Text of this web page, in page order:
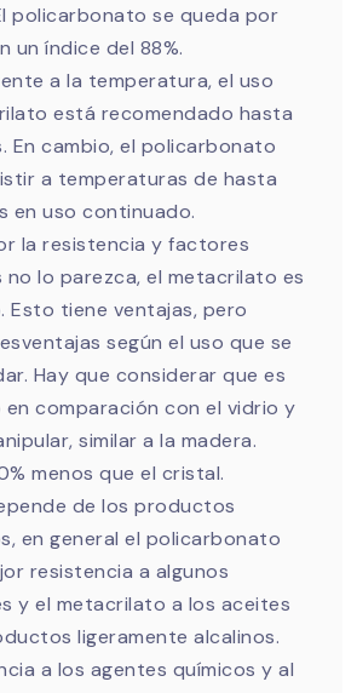
policarbonato se queda por
un índice del 88%.
a la temperatura, el uso
está recomendado hasta
En cambio, el policarbonato
a temperaturas de hasta
en uso continuado.
la resistencia y factores
lo parezca, el metacrilato es
Esto tiene ventajas, pero
según el uso que se
Hay que considerar que es
en comparación con el vidrio y
similar a la madera.
menos que el cristal.
de los productos
en general el policarbonato
resistencia a algunos
y el metacrilato a los aceites
ligeramente alcalinos.
a los agentes químicos y al